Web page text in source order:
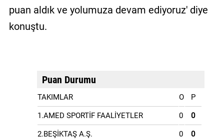
puan aldık ve yolumuza devam ediyoruz' diye
konuştu.
Puan Durumu
TAKIMLAR O P
1.AMED SPORTİF FAALİYETLER 0 0
2.BEŞİKTAŞ A.Ş. 0 0